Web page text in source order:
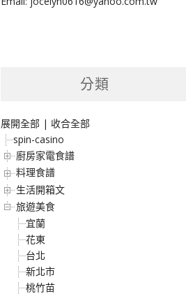
分類
展開全部 | 收合全部
spin-casino
廚房家電食譜
料理食譜
生活開箱文
旅遊美食
宜蘭
花東
台北
新北市
桃竹苗